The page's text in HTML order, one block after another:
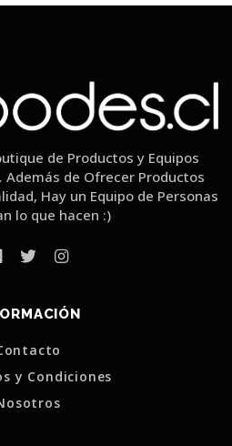
de Productos y Equipos
Además de Ofrecer Productos
Hay un Equipo de Personas
lo que hacen :)
y Condiciones